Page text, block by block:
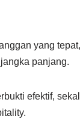
yang
panjang.
efektif,